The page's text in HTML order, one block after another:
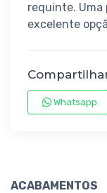
requinte. Uma
excelente
Whatsapp
ACABAMENTOS